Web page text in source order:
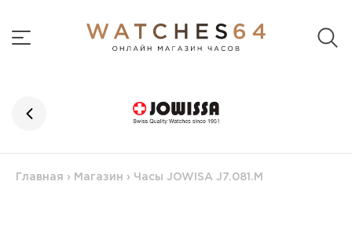
Главная › Магазин › Часы JOWISA J7.081.M